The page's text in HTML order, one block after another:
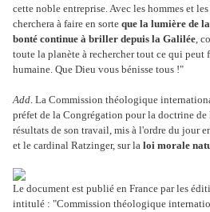
cette noble entreprise. Avec les hommes et
cherchera à faire en sorte que la lumière de
bonté continue à briller depuis la Galilée,
toute la planète à rechercher tout ce qui
humaine. Que Dieu vous bénisse tous !"
Add. La Commission théologique
préfet de la Congrégation pour la doctrine
résultats de son travail, mis à l'ordre du jour
et le cardinal Ratzinger, sur la loi morale
Le document est publié en France par les
intitulé : "Commission théologique